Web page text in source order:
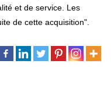
et de service. Les
de cette acquisition".